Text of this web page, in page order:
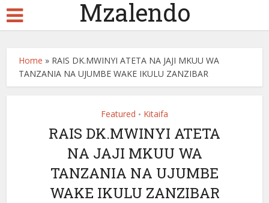
Mzalendo
Home » RAIS DK.MWINYI ATETA NA JAJI MKUU WA
TANZANIA NA UJUMBE WAKE IKULU ZANZIBAR
Featured • Kitaifa
RAIS DK.MWINYI ATETA
NA JAJI MKUU WA
TANZANIA NA UJUMBE
WAKE IKULU ZANZIBAR